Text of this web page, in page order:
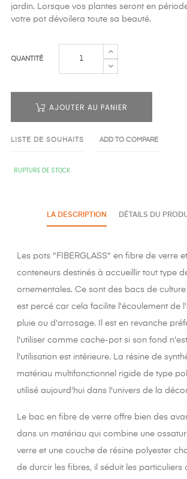
jardin. Lorsque vos plantes seront en
votre pot dévoilera toute sa beauté.
QUANTITÉ
AJOUTER AU PANIER
LISTE DE SOUHAITS ADD TO COMPARE
RUPTURE DE STOCK
LA DESCRIPTION DÉTAILS DU
Les pots "FIBERGLASS" en fibre de verre
conteneurs destinés à accueillir tout type
ornementales. Ce sont des bacs de
est percé car cela facilite l'écoulement de
pluie ou d'arrosage. Il est en revanche
l'utiliser comme cache-pot si son fond
l'utilisation est intérieure. La résine de
matériau multifonctionnel rigide de type
utilisé aujourd'hui dans l'univers de la
Le bac en fibre de verre offre bien des
dans un matériau qui combine une
verre et une couche de résine polyester
de durcir les fibres, il séduit les particuliers